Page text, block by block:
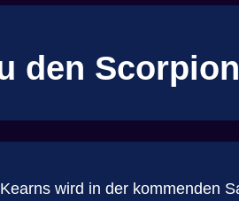
den
wird in der kommenden